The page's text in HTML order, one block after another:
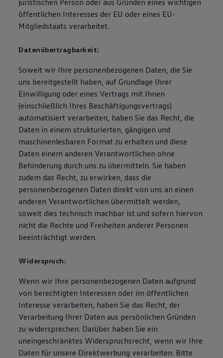
juristischen Person oder aus Gründen eines wichtigen
öffentlichen Interesses der EU oder eines EU-
Mitgliedstaats verarbeitet.
Datenübertragbarkeit:
Soweit wir Ihre personenbezogenen Daten, die Sie
uns bereitgestellt haben, auf Grundlage Ihrer
Einwilligung oder eines Vertrags mit Ihnen
(einschließlich Ihres Beschäftigungsvertrags)
automatisiert verarbeiten, haben Sie das Recht, die
Daten in einem strukturierten, gängigen und
maschinenlesbaren Format zu erhalten und diese
Daten einem anderen Verantwortlichen ohne
Behinderung durch uns zu übermitteln. Sie haben
zudem das Recht, zu erwirken, dass die
personenbezogenen Daten direkt von uns an einen
anderen Verantwortlichen übermittelt werden,
soweit dies technisch machbar ist und sofern hiervon
nicht die Rechte und Freiheiten anderer Personen
beeinträchtigt werden.
Widerspruch:
Wenn wir Ihre personenbezogenen Daten aufgrund
von berechtigten Interessen oder im öffentlichen
Interesse verarbeiten, haben Sie das Recht, der
Verarbeitung Ihrer Daten aus persönlichen Gründen
zu widersprechen. Darüber haben Sie ein
uneingeschränktes Widerspruchsrecht, wenn wir Ihre
Daten für unsere Direktwerbung verarbeiten. Bitte